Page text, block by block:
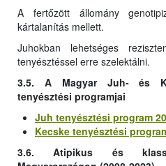
A fertőzött állomány
kártalanítás mellett.
Juhokban lehetséges
tenyésztéssel erre szelektálni.
3.5. A Magyar Juh- és
tenyésztési programjai
Juh tenyésztési program
Kecske tenyésztési
3.6. Atipikus és